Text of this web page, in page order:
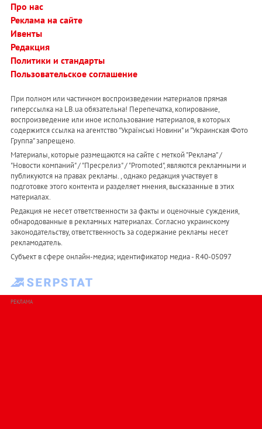
Про нас
Реклама на сайте
Ивенты
Редакция
Политики и стандарты
Пользовательское соглашение
При полном или частичном воспроизведении материалов прямая
гиперссылка на LB.ua обязательна! Перепечатка, копирование,
воспроизведение или иное использование материалов, в которых
содержится ссылка на агентство "Українськi Новини" и "Украинская Фото
Группа" запрещено.
Материалы, которые размещаются на сайте с меткой "Реклама" /
"Новости компаний" / "Пресрелиз" / "Promoted", являются рекламными и
публикуются на правах рекламы. , однако редакция участвует в
подготовке этого контента и разделяет мнения, высказанные в этих
материалах.
Редакция не несет ответственности за факты и оценочные суждения,
обнародованные в рекламных материалах. Согласно украинскому
законодательству, ответственность за содержание рекламы несет
рекламодатель.
Субъект в сфере онлайн-медиа; идентификатор медиа - R40-05097
РЕКЛАМА